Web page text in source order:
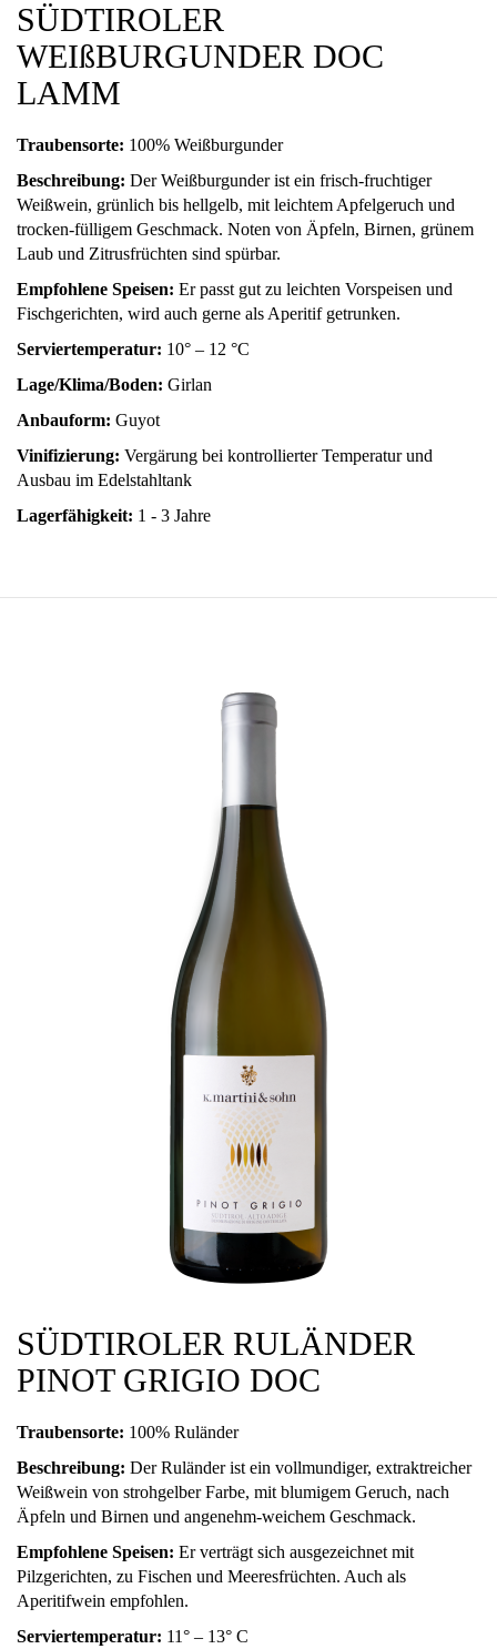
SÜDTIROLER
WEIßBURGUNDER DOC
LAMM
Traubensorte: 100% Weißburgunder
Beschreibung: Der Weißburgunder ist ein frisch-fruchtiger
Weißwein, grünlich bis hellgelb, mit leichtem Apfelgeruch und
trocken-fülligem Geschmack. Noten von Äpfeln, Birnen, grünem
Laub und Zitrusfrüchten sind spürbar.
Empfohlene Speisen: Er passt gut zu leichten Vorspeisen und
Fischgerichten, wird auch gerne als Aperitif getrunken.
Serviertemperatur: 10° – 12 °C
Lage/Klima/Boden: Girlan
Anbauform: Guyot
Vinifizierung: Vergärung bei kontrollierter Temperatur und
Ausbau im Edelstahltank
Lagerfähigkeit: 1 - 3 Jahre
SÜDTIROLER RULÄNDER
PINOT GRIGIO DOC
Traubensorte: 100% Ruländer
Beschreibung: Der Ruländer ist ein vollmundiger, extraktreicher
Weißwein von strohgelber Farbe, mit blumigem Geruch, nach
Äpfeln und Birnen und angenehm-weichem Geschmack.
Empfohlene Speisen: Er verträgt sich ausgezeichnet mit
Pilzgerichten, zu Fischen und Meeresfrüchten. Auch als
Aperitifwein empfohlen.
Serviertemperatur: 11° – 13° C